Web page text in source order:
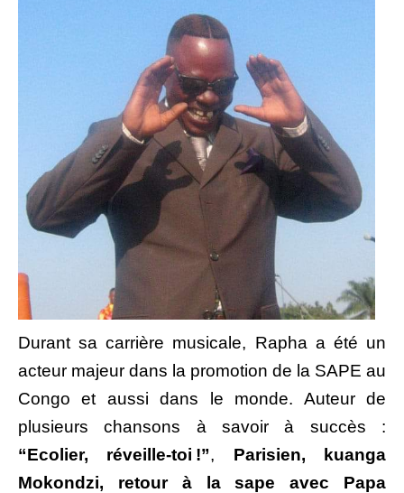
Durant sa carrière musicale, Rapha a été un
acteur majeur dans la promotion de la SAPE au
Congo et aussi dans le monde. Auteur de
plusieurs chansons à savoir à succès :
“Ecolier, réveille-toi !”, Parisien, kuanga
Mokondzi, retour à la sape avec Papa